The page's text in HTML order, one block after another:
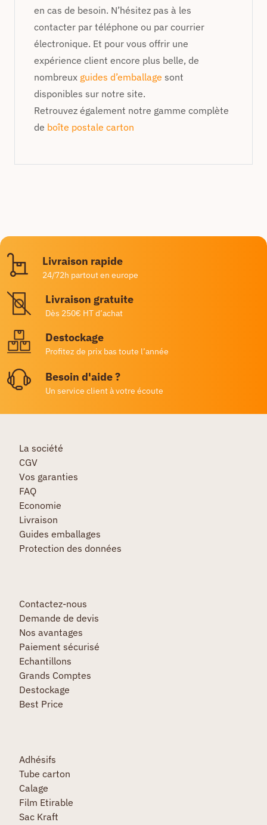
en cas de besoin. N’hésitez pas à les
contacter par téléphone ou par courrier
électronique. Et pour vous offrir une
expérience client encore plus belle, de
nombreux guides d’emballage sont
disponibles sur notre site.
Retrouvez également notre gamme complète
de boîte postale carton
Livraison rapide
24/72h partout en europe
Livraison gratuite
Dès 250€ HT d’achat
Destockage
Profitez de prix bas toute l’année
Besoin d'aide ?
Un service client à votre écoute
La société
CGV
Vos garanties
FAQ
Economie
Livraison
Guides emballages
Protection des données
Contactez-nous
Demande de devis
Nos avantages
Paiement sécurisé
Echantillons
Grands Comptes
Destockage
Best Price
Adhésifs
Tube carton
Calage
Film Etirable
Sac Kraft